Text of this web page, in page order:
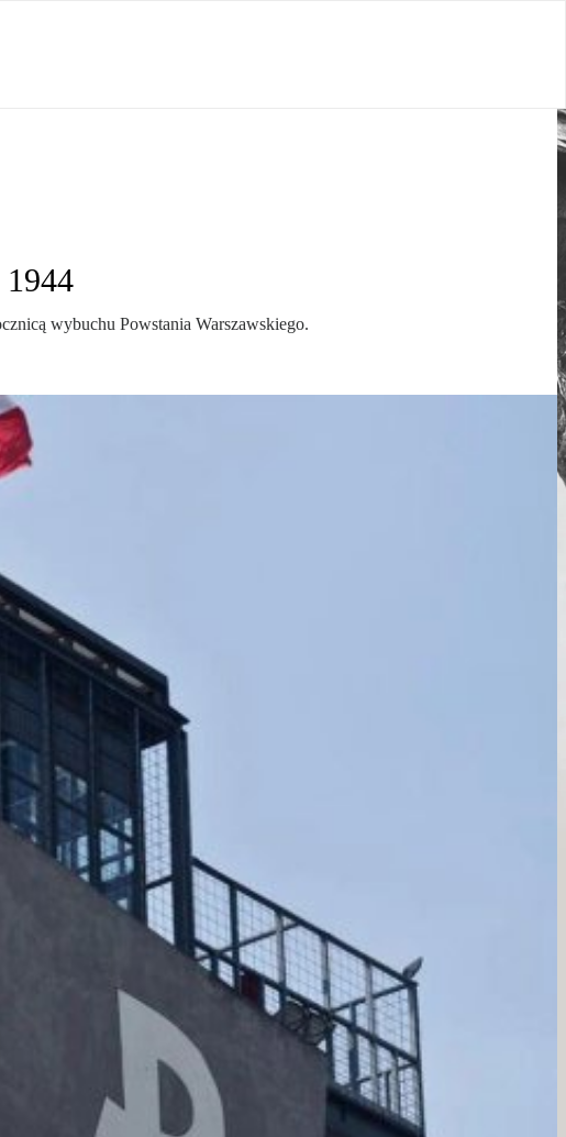
wybuchu Powstania Warszawskiego.